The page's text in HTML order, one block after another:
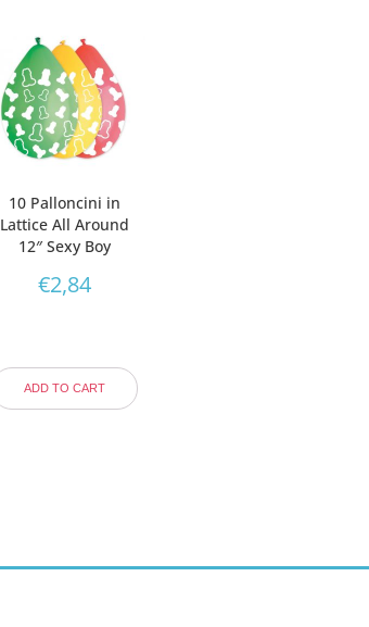
10 Palloncini in
Lattice All Around
12″ Sexy Boy
€2,84
ADD TO CART